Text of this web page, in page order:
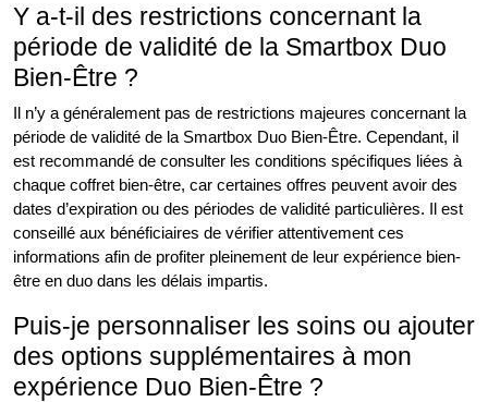
Y a-t-il des restrictions concernant la
période de validité de la Smartbox Duo
Bien-Être ?
Il n’y a généralement pas de restrictions majeures concernant la
période de validité de la Smartbox Duo Bien-Être. Cependant, il
est recommandé de consulter les conditions spécifiques liées à
chaque coffret bien-être, car certaines offres peuvent avoir des
dates d’expiration ou des périodes de validité particulières. Il est
conseillé aux bénéficiaires de vérifier attentivement ces
informations afin de profiter pleinement de leur expérience bien-
être en duo dans les délais impartis.
Puis-je personnaliser les soins ou ajouter
des options supplémentaires à mon
expérience Duo Bien-Être ?